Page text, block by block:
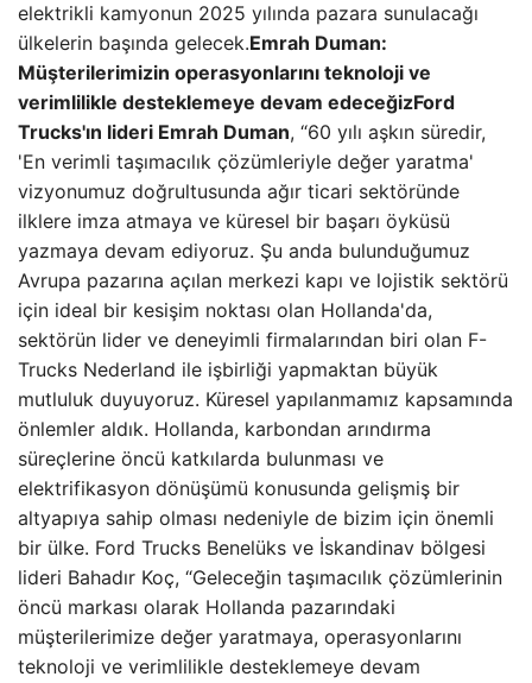
elektrikli kamyonun 2025 yılında pazara sunulacağı
ülkelerin başında gelecek.Emrah Duman:
Müşterilerimizin operasyonlarını teknoloji ve
verimlilikle desteklemeye devam edeceğizFord
Trucks'ın lideri Emrah Duman, “60 yılı aşkın süredir,
'En verimli taşımacılık çözümleriyle değer yaratma'
vizyonumuz doğrultusunda ağır ticari sektöründe
ilklere imza atmaya ve küresel bir başarı öyküsü
yazmaya devam ediyoruz. Şu anda bulunduğumuz
Avrupa pazarına açılan merkezi kapı ve lojistik sektörü
için ideal bir kesişim noktası olan Hollanda'da,
sektörün lider ve deneyimli firmalarından biri olan F-
Trucks Nederland ile işbirliği yapmaktan büyük
mutluluk duyuyoruz. Küresel yapılanmamız kapsamında
önlemler aldık. Hollanda, karbondan arındırma
süreçlerine öncü katkılarda bulunması ve
elektrifikasyon dönüşümü konusunda gelişmiş bir
altyapıya sahip olması nedeniyle de bizim için önemli
bir ülke. Ford Trucks Benelüks ve İskandinav bölgesi
lideri Bahadır Koç, “Geleceğin taşımacılık çözümlerinin
öncü markası olarak Hollanda pazarındaki
müşterilerimize değer yaratmaya, operasyonlarını
teknoloji ve verimlilikle desteklemeye devam